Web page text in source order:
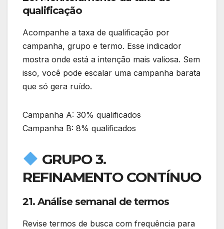
qualificação
Acompanhe a taxa de qualificação por
campanha, grupo e termo. Esse indicador
mostra onde está a intenção mais valiosa. Sem
isso, você pode escalar uma campanha barata
que só gera ruído.
Campanha A: 30% qualificados
Campanha B: 8% qualificados
GRUPO 3.
REFINAMENTO CONTÍNUO
21. Análise semanal de termos
Revise termos de busca com frequência para